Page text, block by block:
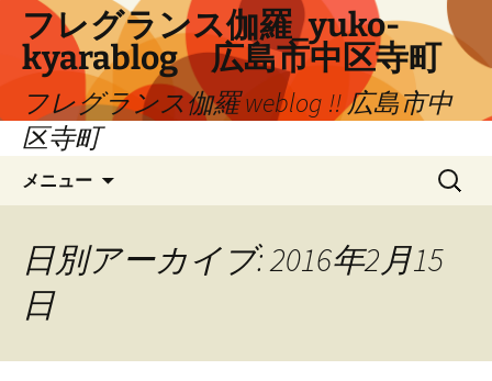
ツ
フレグランス伽羅_yuko-
kyarablog 広島市中区寺町
フレグランス伽羅 weblog !! 広島市中
区寺町
メニュー
検
索:
日別アーカイブ: 2016年2月15
日